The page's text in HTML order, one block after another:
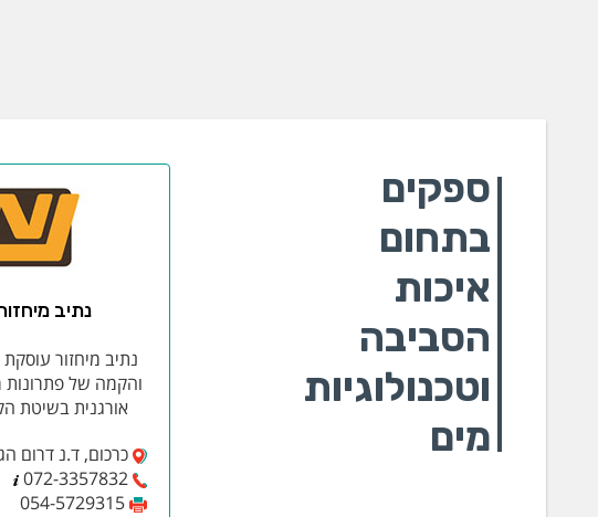
ספקים
בתחום
איכות
הסביבה
וטכנולוגיות
מים
נתיב
נתיב מיחזור עוסקת
והקמה של פתרונות
אורגנית בשיטת
כרכום, ד.נ דרום הגולן
072-3357832
054-5729315